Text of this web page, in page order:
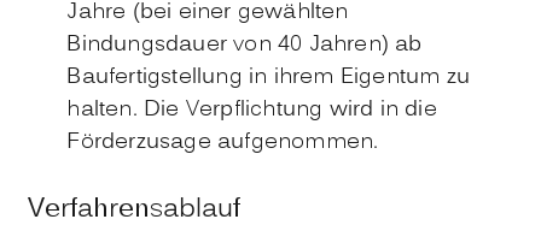
Jahre (bei einer gewählten
Bindungsdauer von 40 Jahren) ab
Baufertigstellung in ihrem Eigentum zu
halten. Die Verpflichtung wird in die
Förderzusage aufgenommen.
Verfahrensablauf